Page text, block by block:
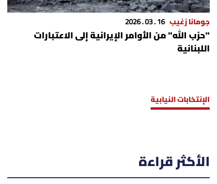
جومانا زغيب 16 . 03 . 2026
"حزب الله" من الأوامر الإيرانية إلى الاعتبارات
اللبنانية
الإنتخابات النيابية
الأكثر قراءة